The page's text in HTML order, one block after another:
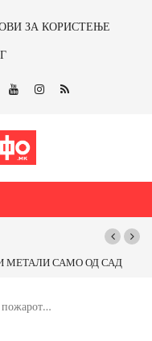
ЗА КОРИСТЕЊЕ
САМО ОД САД
пожарот…